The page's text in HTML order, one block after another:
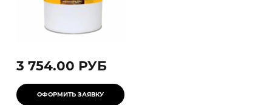
3 754.00 РУБ